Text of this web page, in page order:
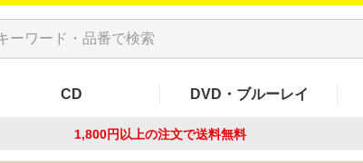
CD DVD・ブルーレイ
1,800円以上の注文で送料無料